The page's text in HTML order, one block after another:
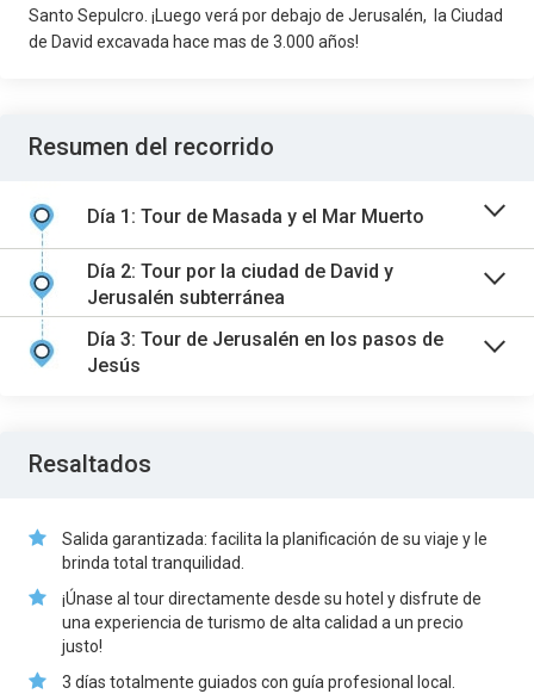
Santo Sepulcro. ¡Luego verá por debajo de Jerusalén, la Ciudad
de David excavada hace mas de 3.000 años!
Resumen del recorrido
Día 1: Tour de Masada y el Mar Muerto
Día 2: Tour por la ciudad de David y
Jerusalén subterránea
Día 3: Tour de Jerusalén en los pasos de
Jesús
Resaltados
Salida garantizada: facilita la planificación de su viaje y le
brinda total tranquilidad.
¡Únase al tour directamente desde su hotel y disfrute de
una experiencia de turismo de alta calidad a un precio
justo!
3 días totalmente guiados con guía profesional local.